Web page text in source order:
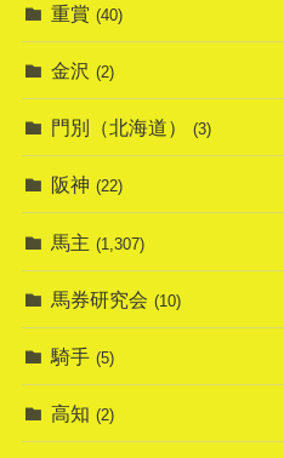
重賞 (40)
金沢 (2)
門別（北海道） (3)
阪神 (22)
馬主 (1,307)
馬券研究会 (10)
騎手 (5)
高知 (2)